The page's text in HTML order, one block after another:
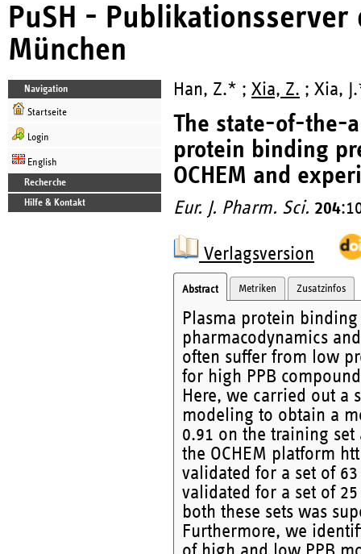
PuSH -
München
Navigation
Startseite
Login
English
Recherche
Hilfe & Kontakt
Han, Z.* ; Xia, Z. ; Xia,
The state-of-the-
protein binding
OCHEM and
Eur. J. Pharm. Sci. 204
Verlagsversion
Abstract Metriken Zusatzinfos
Plasma protein
pharmacodynamics
often suffer from low
for high PPB
Here, we carried out a
modeling to obtain a
0.91 on the training
the OCHEM platform
validated for a set of
validated for a set of
both these sets was
Furthermore, we